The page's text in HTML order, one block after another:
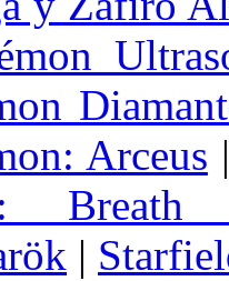
Arceus |
:
|